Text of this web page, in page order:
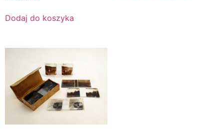
Dodaj do koszyka